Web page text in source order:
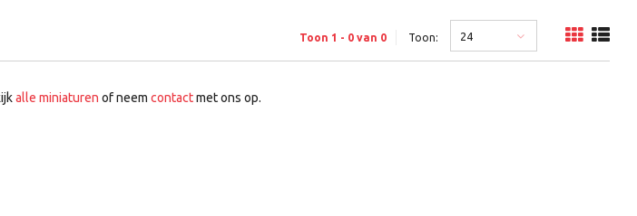
Toon 1 - 0 van 0 Toon: 24
alle miniaturen of neem contactmet ons op.